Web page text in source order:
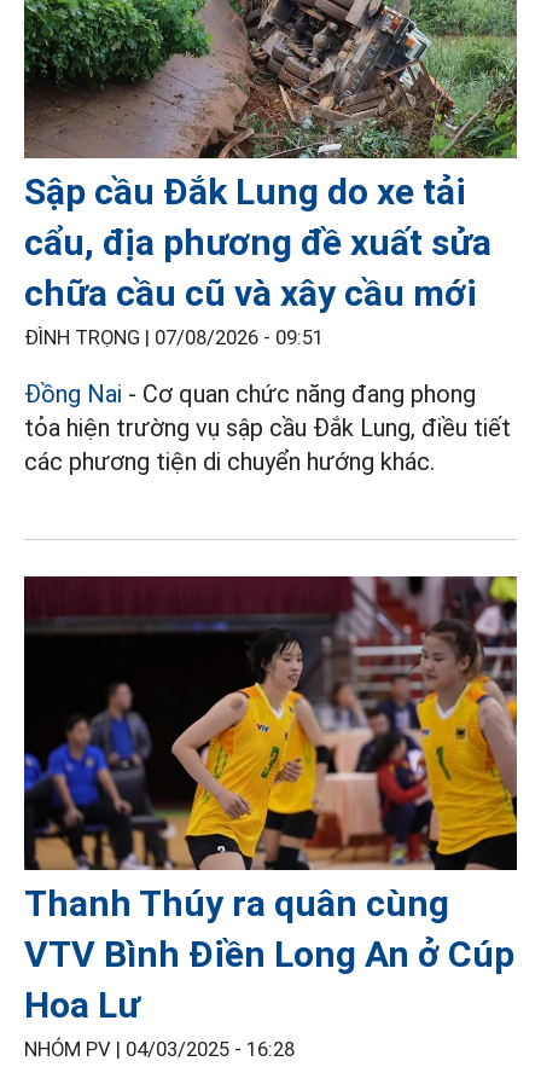
Sập cầu Đắk Lung do xe tải
cẩu, địa phương đề xuất sửa
chữa cầu cũ và xây cầu mới
ĐÌNH TRỌNG | 07/08/2026 - 09:51
Đồng Nai - Cơ quan chức năng đang phong
tỏa hiện trường vụ sập cầu Đắk Lung, điều tiết
các phương tiện di chuyển hướng khác.
Thanh Thúy ra quân cùng
VTV Bình Điền Long An ở Cúp
Hoa Lư
NHÓM PV | 04/03/2025 - 16:28